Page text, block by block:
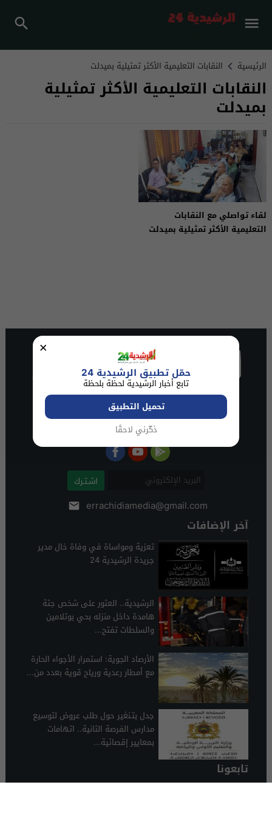
الرئيسية النقابات التعليمية الأكثر تمثيلية بميدلت
النقابات التعليمية الأكثر تمثيلية
بميدلت
لقاء تواصلي مع النقابات
التعليمية الأكثر تمثيلية بميدلت
اشـتـرك
errachidiamedia@gmail.com
آخر الإضافات
تعزية ومواساة في وفاة خال مدير
جريدة الرشيدية 24
الرشيدية.. العثور على شخص جثة
هامدة داخل منزله بحي بوتلامين
والسلطات تفتح...
الأرصاد الجوية: استمرار الأجواء الحارة
مع أمطار رعدية ورياح قوية بعدد من...
جدل بتـنغير حول طلب عروض لتوسيع
مدارس الفرصة الثانية.. اتهامات
بمعايير إقصائية...
تابعونا
×
حمّل تطبيق الرشيدية 24
تابع أخبار الرشيدية لحظة بلحظة
تحميل التطبيق
ذكّرني لاحقًا